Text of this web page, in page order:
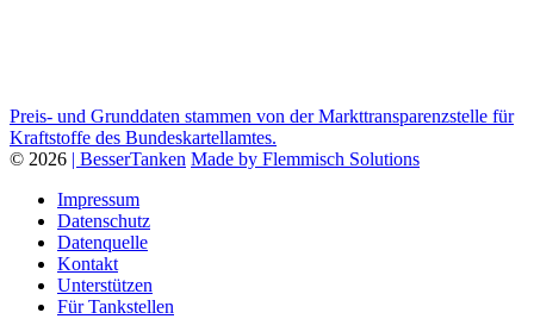
Preis- und Grunddaten stammen von der Markttransparenzstelle für
Kraftstoffe des Bundeskartellamtes.
© 2026 | BesserTanken Made by Flemmisch Solutions
Impressum
Datenschutz
Datenquelle
Kontakt
Unterstützen
Für Tankstellen